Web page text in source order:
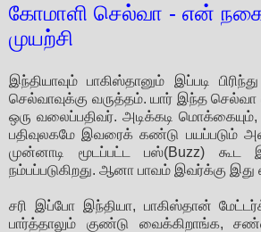
கோமாளி செல்வா - என்
முயற்சி
இந்தியாவும் பாகிஸ்தானும் இப்படி
செல்வாவுக்கு வருத்தம். யார் இந்த
ஒரு வலைப்பதிவர். அடிக்கடி
பதிவுலகமே இவரைக் கண்டு பயப்படும்
முன்னாடி மூடப்பட்ட பஸ்(Buzz)
நம்பப்படுகிறது. ஆனா பாவம் இவர்க்கு இது
சரி இப்போ இந்தியா, பாகிஸ்தான்
பார்த்தாலும் குண்டு வைக்கிறாங்க,